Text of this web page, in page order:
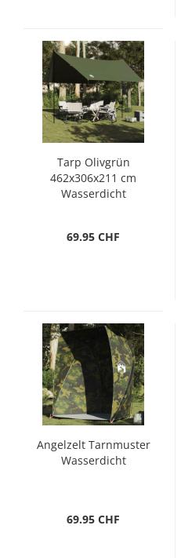
Tarp Olivgrün
462x306x211 cm
Wasserdicht
69.95 CHF
Angelzelt Tarnmuster
Wasserdicht
69.95 CHF